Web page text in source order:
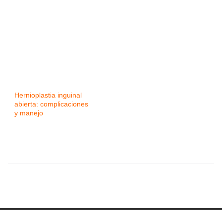
Hernioplastia inguinal
abierta: complicaciones
y manejo